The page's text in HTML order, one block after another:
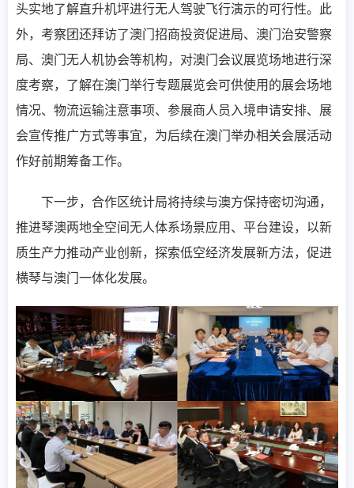
头实地了解直升机坪进行无人驾驶飞行演示的可行性。此
外，考察团还拜访了澳门招商投资促进局、澳门治安警察
局、澳门无人机协会等机构，对澳门会议展览场地进行深
度考察，了解在澳门举行专题展览会可供使用的展会场地
情况、物流运输注意事项、参展商人员入境申请安排、展
会宣传推广方式等事宜，为后续在澳门举办相关会展活动
作好前期筹备工作。
下一步，合作区统计局将持续与澳方保持密切沟通，
推进琴澳两地全空间无人体系场景应用、平台建设，以新
质生产力推动产业创新，探索低空经济发展新方法，促进
横琴与澳门一体化发展。